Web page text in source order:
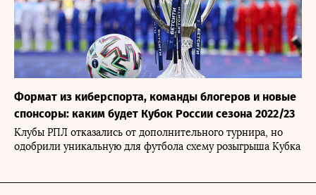
Формат из киберспорта, команды блогеров и новые
спонсоры: каким будет Кубок России сезона 2022/23
Клубы РПЛ отказались от дополнительного турнира, но
одобрили уникальную для футбола схему розыгрыша Кубка